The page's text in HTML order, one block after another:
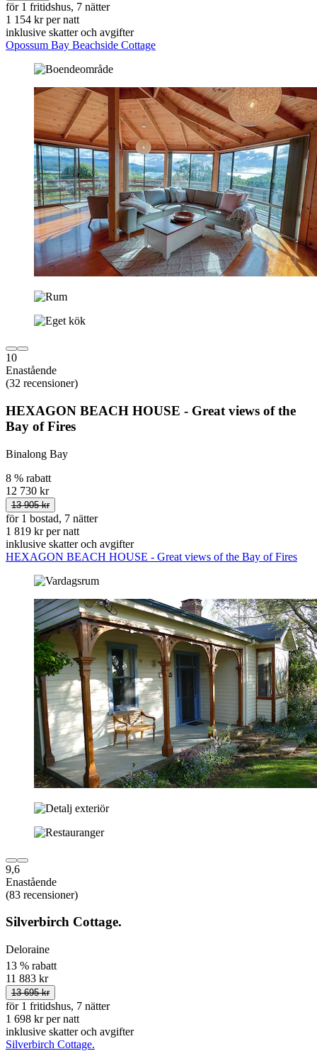
för 1 fritidshus, 7 nätter
1 154 kr per natt
inklusive skatter och avgifter
Opossum Bay Beachside Cottage
10
Enastående
(32 recensioner)
HEXAGON BEACH HOUSE - Great views of the
Bay of Fires
Binalong Bay
8 % rabatt
12 730 kr
13 905 kr
för 1 bostad, 7 nätter
1 819 kr per natt
inklusive skatter och avgifter
HEXAGON BEACH HOUSE - Great views of the Bay of Fires
9,6
Enastående
(83 recensioner)
Silverbirch Cottage.
Deloraine
13 % rabatt
11 883 kr
13 695 kr
för 1 fritidshus, 7 nätter
1 698 kr per natt
inklusive skatter och avgifter
Silverbirch Cottage.